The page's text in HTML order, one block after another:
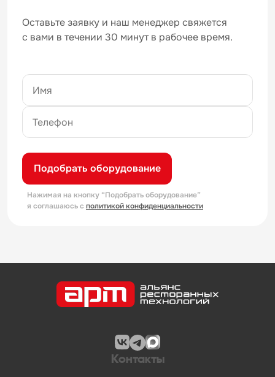
Оставьте заявку и наш менеджер свяжется
с вами в течении 30 минут в рабочее время.
Подобрать оборудование
Нажимая на кнопку “Подобрать оборудование”
я соглашаюсь с политикой конфиденциальности
Контакты